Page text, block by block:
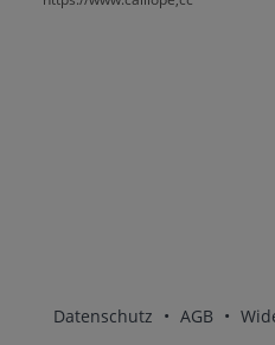
Datenschutz • AGB •